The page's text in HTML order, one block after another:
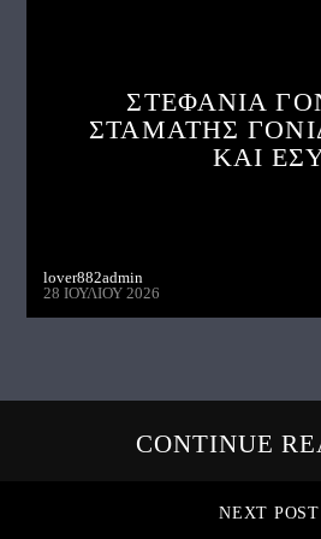
ΣΤΕΦΑΝΙΑ
ΣΤΑΜΑΤΗΣ
ΚΑΙ
lover882admin
28 ΙΟΥΛΊΟΥ 2026
CONTINUE
NEXT POST